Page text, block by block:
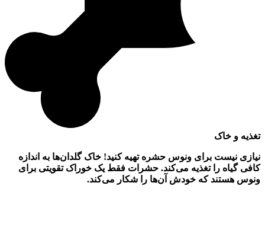
تغذیه و خاک
نیازی نیست برای ونوس حشره تهیه کنید! خاک گلدان‌ها به اندازه
کافی گیاه را تغذیه می‌کند. حشرات فقط یک خوراک تقویتی برای
ونوس هستند که خودش آن‌ها را شکار می‌کند.